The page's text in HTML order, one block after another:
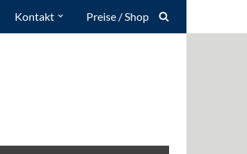
Kontakt Preise / Shop